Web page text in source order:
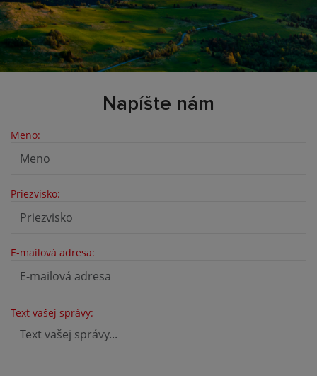
Napíšte nám
Meno:
Priezvisko:
E-mailová adresa:
Text vašej správy: